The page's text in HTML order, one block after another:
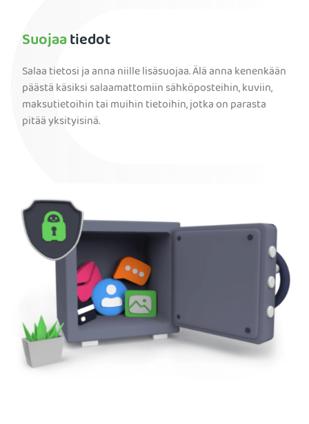
Suojaatiedot
Salaa tietosi ja anna niille lisäsuojaa. Älä anna kenenkään
päästä käsiksi salaamattomiin sähköposteihin, kuviin,
maksutietoihin tai muihin tietoihin, jotka on parasta
pitää yksityisinä.